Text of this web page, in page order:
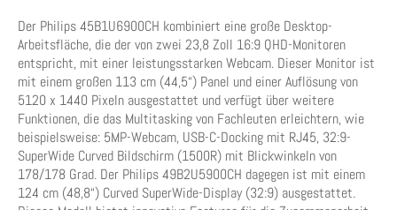
Der Philips 45B1U6900CH kombiniert eine große Desktop-
Arbeitsfläche, die der von zwei 23,8 Zoll 16:9 QHD-Monitoren
entspricht, mit einer leistungsstarken Webcam. Dieser Monitor ist
mit einem großen 113 cm (44,5“) Panel und einer Auflösung von
5120 x 1440 Pixeln ausgestattet und verfügt über weitere
Funktionen, die das Multitasking von Fachleuten erleichtern, wie
beispielsweise: 5MP-Webcam, USB-C-Docking mit RJ45, 32:9-
SuperWide Curved Bildschirm (1500R) mit Blickwinkeln von
178/178 Grad. Der Philips 49B2U5900CH dagegen ist mit einem
124 cm (48,8“) Curved SuperWide-Display (32:9) ausgestattet.